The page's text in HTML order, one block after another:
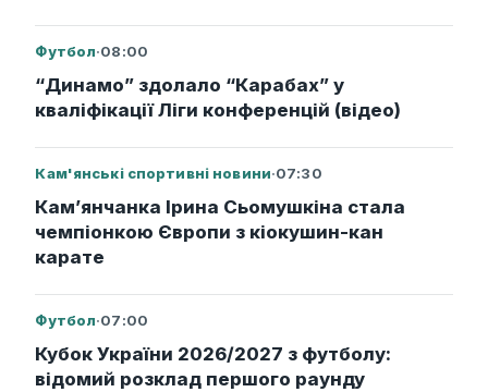
Футбол·08:00
“Динамо” здолало “Карабах” у
кваліфікації Ліги конференцій (відео)
Кам'янські спортивні новини·07:30
Кам’янчанка Ірина Сьомушкіна стала
чемпіонкою Європи з кіокушин-кан
карате
Футбол·07:00
Кубок України 2026/2027 з футболу:
відомий розклад першого раунду